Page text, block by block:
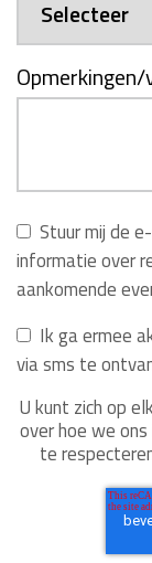
Stuur mij de
informatie over
aankomende
Ik ga ermee
via sms te
U kunt zich op
over hoe we
te